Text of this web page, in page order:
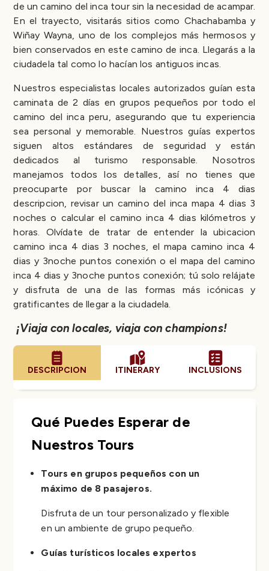
de un camino del inca tour sin la necesidad de acampar.
En el trayecto, visitarás sitios como Chachabamba y
Wiñay Wayna, uno de los complejos más hermosos y
bien conservados en este camino de inca. Llegarás a la
ciudadela tal como lo hacían los antiguos incas.
Nuestros especialistas locales autorizados guían esta
caminata de 2 días en grupos pequeños por todo el
camino del inca peru, asegurando que tu experiencia
sea personal y memorable. Nuestros guías expertos
siguen altos estándares de seguridad y están
dedicados al turismo responsable. Nosotros
manejamos todos los detalles, así no tienes que
preocuparte por buscar la camino inca 4 dias
descripcion, revisar un camino del inca mapa 4 dias 3
noches o calcular el camino inca 4 dias kilómetros y
horas. Olvídate de tratar de entender la ubicacion
camino inca 4 dias 3 noches, el mapa camino inca 4
dias y 3noche puntos conexión o el mapa del camino
inca 4 dias y 3noche puntos conexión; tú solo relájate
y disfruta de una de las formas más icónicas y
gratificantes de llegar a la ciudadela.
¡Viaja con locales, viaja con champions!
DESCRIPCION ITINERARY INCLUSIONS
Qué Puedes Esperar de
Nuestros Tours
Tours en grupos pequeños con un
máximo de 8 pasajeros.
Disfruta de un tour personalizado y flexible
en un ambiente de grupo pequeño.
Guías turísticos locales expertos